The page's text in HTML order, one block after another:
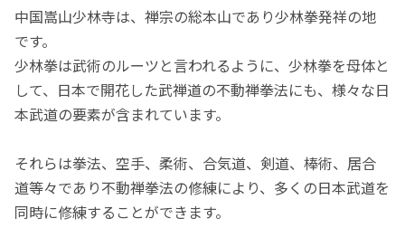
中国嵩山少林寺は、禅宗の総本山であり少林拳発祥の地
です。
少林拳は武術のルーツと言われるように、少林拳を母体と
して、日本で開花した武禅道の不動禅拳法にも、様々な日
本武道の要素が含まれています。
それらは拳法、空手、柔術、合気道、剣道、棒術、居合
道等々であり不動禅拳法の修練により、多くの日本武道を
同時に修練することができます。